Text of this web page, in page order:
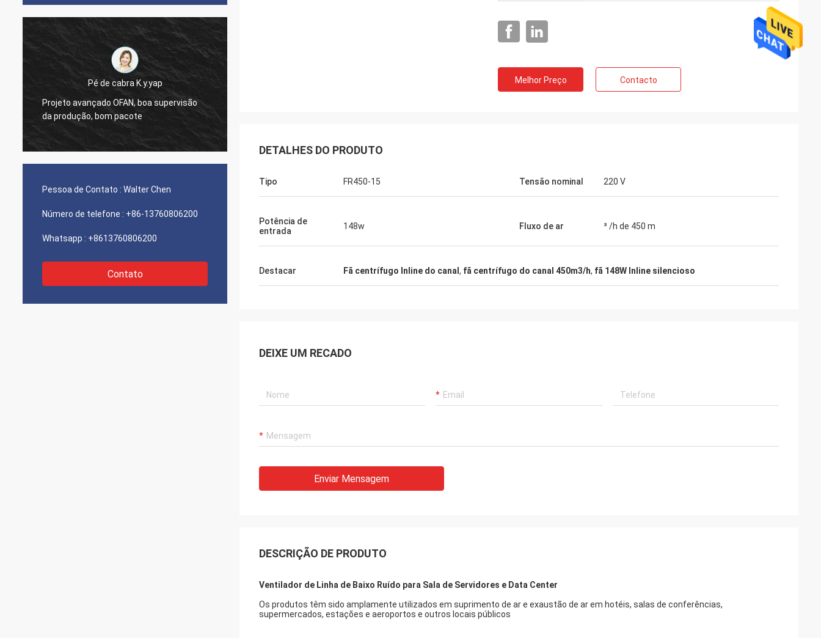
Pé de cabra K.y.yap
Projeto avançado OFAN, boa supervisão
da produção, bom pacote
Marque Aramli
Pessoa de Contato : Walter Chen
Número de telefone : +86-13760806200
Whatsapp : +8613760806200
Contato
Melhor Preço Contacto
DETALHES DO PRODUTO
Tipo FR450-15 Tensão nominal 220 V
Potência de
entrada
148w Fluxo de ar ³ /h de 450 m
Destacar Fã centrífugo Inline do canal , fã centrífugo do canal 450m3/h, fã 148W Inline silencioso
DEIXE UM RECADO
Enviar Mensagem
DESCRIÇÃO DE PRODUTO
Ventilador de Linha de Baixo Ruído para Sala de Servidores e Data Center
Os produtos têm sido amplamente utilizados em suprimento de ar e exaustão de ar em hotéis, salas de conferências,
supermercados, estações e aeroportos e outros locais públicos